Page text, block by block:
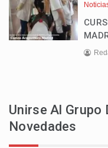
Unirse Al Grupo
Novedades